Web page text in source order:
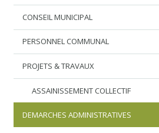
CONSEIL MUNICIPAL
PERSONNEL COMMUNAL
PROJETS & TRAVAUX
ASSAINISSEMENT COLLECTIF
DEMARCHES ADMINISTRATIVES